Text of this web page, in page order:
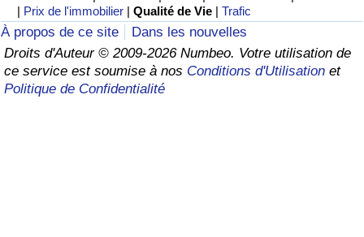
| Prix de l'immobilier |Qualité de Vie |Trafic
À propos de ce site
Dans les nouvelles
Droits d'Auteur © 2009-2026 Numbeo. Votre utilisation de
ce service est soumise à nos Conditions d'Utilisation et
Politique de Confidentialité
Indice des soins de santé par Pays
Pollution